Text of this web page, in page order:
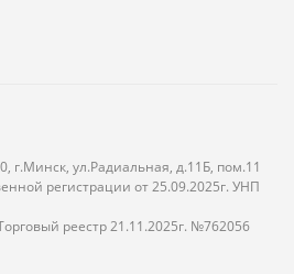
г.Минск, ул.Радиальная, д.11Б, пом.11
регистрации от 25.09.2025г. УНП
реестр 21.11.2025г. №762056